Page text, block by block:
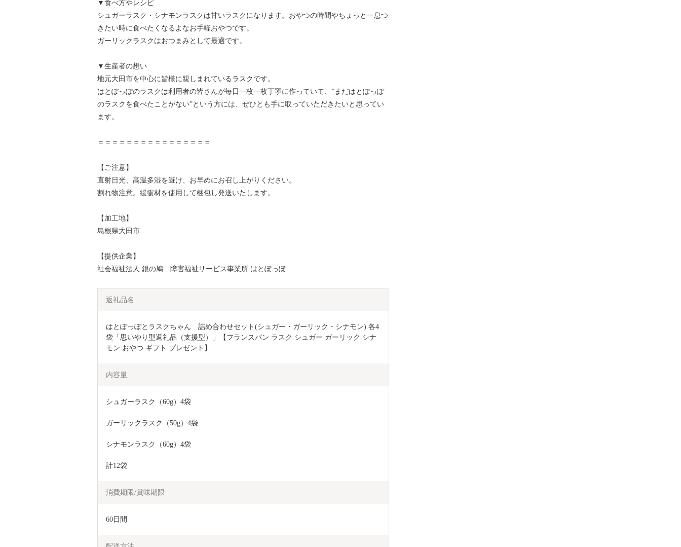
▼食べ方やレシピ
シュガーラスク・シナモンラスクは甘いラスクになります。おやつの時間やちょっと一息つ
きたい時に食べたくなるよなお手軽おやつです。
ガーリックラスクはおつまみとして最適です。
▼生産者の想い
地元大田市を中心に皆様に親しまれているラスクです。
はとぽっぽのラスクは利用者の皆さんが毎日一枚一枚丁寧に作っていて、”まだはとぽっぽ
のラスクを食べたことがない”という方には、ぜひとも手に取っていただきたいと思ってい
ます。
＝＝＝＝＝＝＝＝＝＝＝＝＝＝＝＝
【ご注意】
直射日光、高温多湿を避け、お早めにお召し上がりください。
割れ物注意。緩衝材を使用して梱包し発送いたします。
【加工地】
島根県大田市
【提供企業】
社会福祉法人 銀の鳩 障害福祉サービス事業所 はとぽっぽ
返礼品名
はとぽっぽとラスクちゃん　詰め合わせセット(シュガー・ガーリック・シナモン) 各4
袋「思いやり型返礼品（支援型）」【フランスパン ラスク シュガー ガーリック シナ
モン おやつ ギフト プレゼント】
内容量
シュガーラスク（60g）4袋
ガーリックラスク（50g）4袋
シナモンラスク（60g）4袋
計12袋
消費期限/賞味期限
60日間